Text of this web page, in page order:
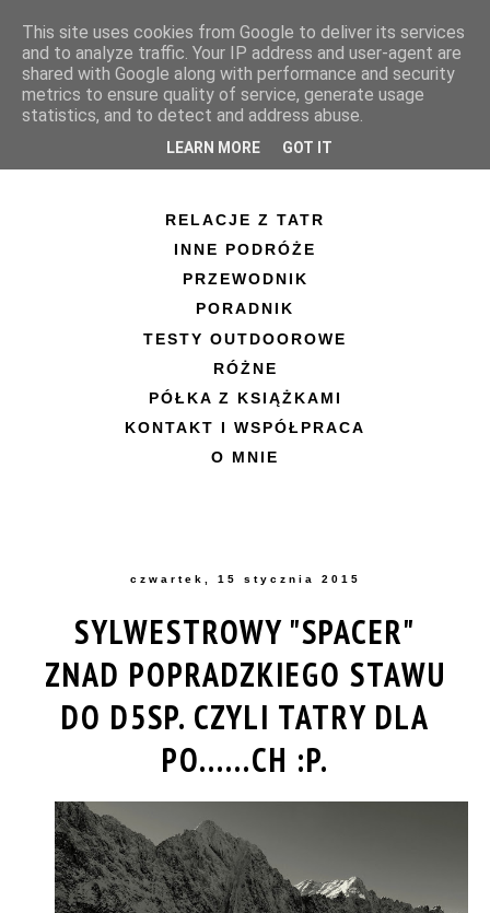
RELACJE Z TATR
INNE PODRÓŻE
PRZEWODNIK
PORADNIK
TESTY OUTDOOROWE
RÓŻNE
PÓŁKA Z KSIĄŻKAMI
KONTAKT I WSPÓŁPRACA
O MNIE
czwartek, 15 stycznia 2015
SYLWESTROWY "SPACER"
ZNAD POPRADZKIEGO STAWU
DO D5SP. CZYLI TATRY DLA
PO......CH :P.
This site uses cookies from Google to deliver its services
and to analyze traffic. Your IP address and user-agent are
shared with Google along with performance and security
metrics to ensure quality of service, generate usage
statistics, and to detect and address abuse.
LEARN MORE GOT IT